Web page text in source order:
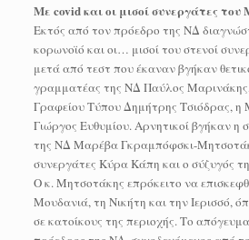
Με covid και οι μισοί συνεργάτες
Εκτός από τον πρόεδρο της ΝΔ
κορωνοϊό και οι… μισοί του στενοί
μετά από τεστ που έκαναν βγήκαν
γραμματέας της ΝΔ Παύλος Μαρινάκης,
Γραφείου Τύπου Δημήτρης Τσιόδρας, η
Γιώργος Ευθυμίου. Αρνητικοί βγήκαν η
της ΝΔ Μαρέβα Γκραμπόφσκι-
συνεργάτες Κύρα Κάπη και ο σύζυγός
Ο κ. Μητσοτάκης επρόκειτο να
Μουδανιά, τη Νικήτη και την Ιερισσό,
σε κατοίκους της περιοχής. Το